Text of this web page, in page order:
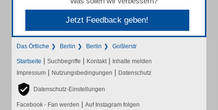
Jetzt Feedback geben!
Das Örtliche Berlin Berlin Goßlerstr
Startseite | Suchbegriffe | Kontakt | Inhalte melden
Impressum | Nutzungsbedingungen | Datenschutz
Datenschutz-Einstellungen
Facebook - Fan werden | Auf Instagram folgen